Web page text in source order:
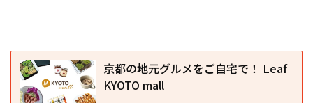
京都の地元グルメをご自宅で！ Leaf
KYOTO mall